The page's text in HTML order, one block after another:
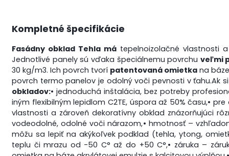
Kompletné špecifikácie
Fasádny obklad Tehla má tepelnoizolačné vlastnosti
Jednotlivé panely sú vďaka špeciálnemu povrchu veľmi
30 kg/m3. Ich povrch tvorí patentovaná omietka na
povrch termo panelov je odolný voči pevnosti v ťahu.Ak
obkladov:• jednoduchá inštalácia, bez potreby
iným flexibilným lepidlom C2TE, úspora až 50% času,•
vlastnosti a zároveň dekoratívny obklad znázorňujúci
vodeodolné, odolné voči nárazom,• hmotnosť –
môžu sa lepiť na akýkoľvek podklad (tehla, ytong,
teplu či mrazu od -50 C° až do +50 C°,• záruka –